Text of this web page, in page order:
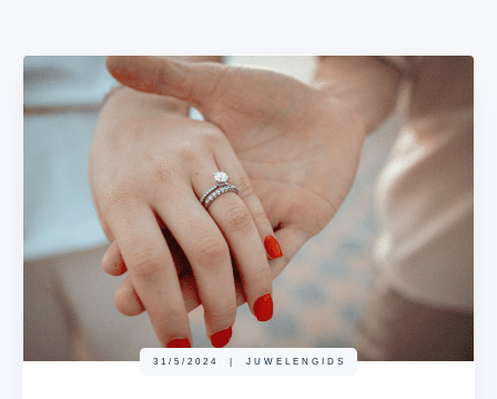
31/5/2024 JUWELENGIDS